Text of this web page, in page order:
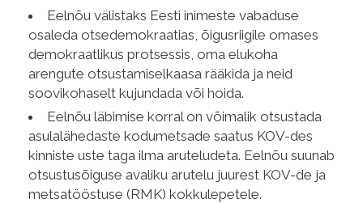
Eelnõu välistaks Eesti inimeste vabaduse
osaleda otsedemokraatias, õigusriigile omases
demokraatlikus protsessis, oma elukoha
arengute otsustamiselkaasa rääkida ja neid
soovikohaselt kujundada või hoida.
Eelnõu läbimise korral on võimalik otsustada
asulalähedaste kodumetsade saatus KOV-des
kinniste uste taga ilma aruteludeta. Eelnõu suunab
otsustusõiguse avaliku arutelu juurest KOV-de ja
metsatööstuse (RMK) kokkulepetele.